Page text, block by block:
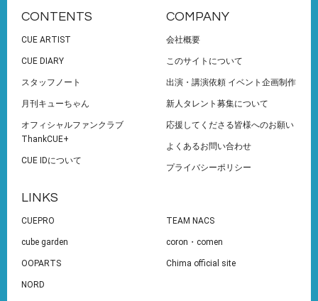
CONTENTS
CUE ARTIST
CUE DIARY
スタッフノート
月刊キューちゃん
オフィシャルファンクラブ
ThankCUE+
CUE IDについて
COMPANY
会社概要
このサイトについて
出演・講演依頼 イベント企画制作
新人タレント募集について
応援してくださる皆様へのお願い
よくあるお問い合わせ
プライバシーポリシー
LINKS
CUEPRO TEAM NACS
cube garden coron・comen
OOPARTS Chima official site
NORD